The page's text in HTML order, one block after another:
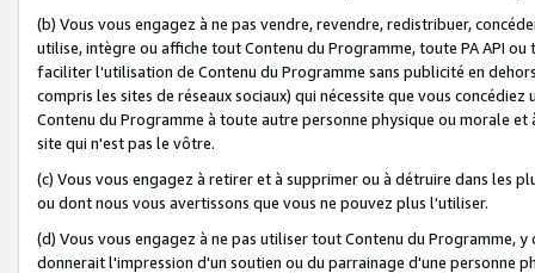
(b) Vous vous engagez à ne pas vendre, revendre, redistribuer,
utilise, intègre ou affiche tout Contenu du Programme, toute PA API
faciliter l'utilisation de Contenu du Programme sans publicité en
compris les sites de réseaux sociaux) qui nécessite que vous
Contenu du Programme à toute autre personne physique ou morale
site qui n'est pas le vôtre.
(c) Vous vous engagez à retirer et à supprimer ou à détruire dans les
ou dont nous vous avertissons que vous ne pouvez plus l'utiliser.
(d) Vous vous engagez à ne pas utiliser tout Contenu du Programme,
donnerait l'impression d'un soutien ou du parrainage d'une personne